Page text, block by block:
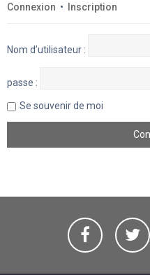
Connexion • Inscription
Nom d’utilisateur :
passe :
Se souvenir de moi